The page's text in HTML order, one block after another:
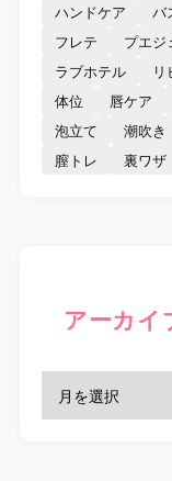
ハンドケア
バ
フレテ
プエジ
ラブホテル
体位
唇ケア
泡立て
潮吹き
膣トレ
裏ワザ
アーカイ